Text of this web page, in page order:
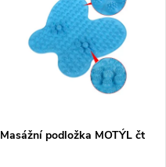
Masážní podložka MOTÝL čt